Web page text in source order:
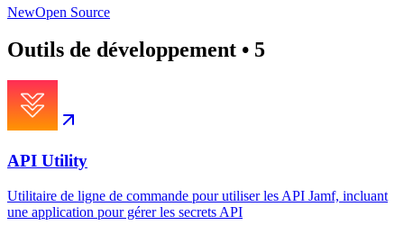
NewOpen Source
Outils de développement • 5
API Utility
Utilitaire de ligne de commande pour utiliser les API Jamf, incluant
une application pour gérer les secrets API